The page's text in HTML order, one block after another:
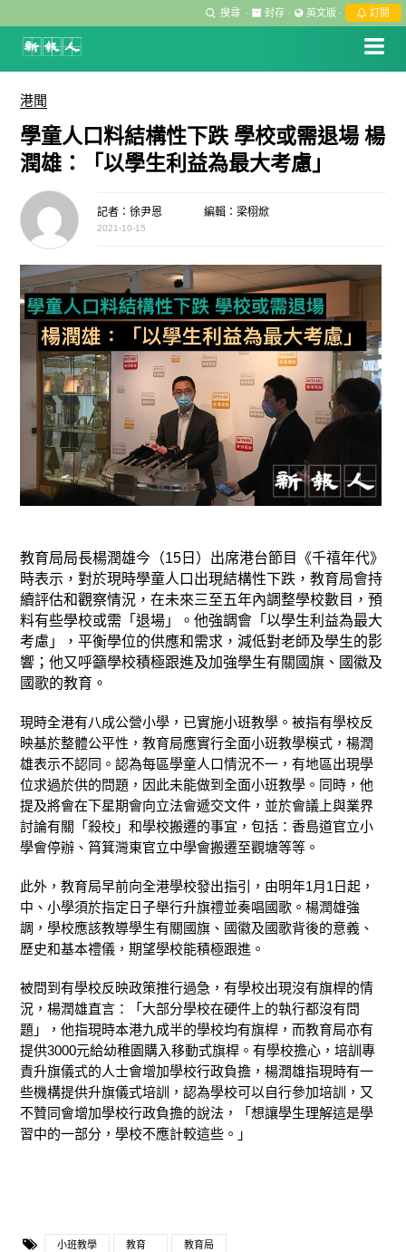
搜尋 · 封存 · 英文版 · 訂閱
港聞
學童人口料結構性下跌 學校或需退場 楊
潤雄：「以學生利益為最大考慮」
記者：徐尹恩 編輯：梁栩焮
2021-10-15
教育局局長楊潤雄今（15日）出席港台節目《千禧年代》
時表示，對於現時學童人口出現結構性下跌，教育局會持
續評估和觀察情況，在未來三至五年內調整學校數目，預
料有些學校或需「退場」。他強調會「以學生利益為最大
考慮」，平衡學位的供應和需求，減低對老師及學生的影
響；他又呼籲學校積極跟進及加強學生有關國旗、國徽及
國歌的教育。
現時全港有八成公營小學，已實施小班教學。被指有學校反
映基於整體公平性，教育局應實行全面小班教學模式，楊潤
雄表示不認同。認為每區學童人口情況不一，有地區出現學
位求過於供的問題，因此未能做到全面小班教學。同時，他
提及將會在下星期會向立法會遞交文件，並於會議上與業界
討論有關「殺校」和學校搬遷的事宜，包括：香島道官立小
學會停辦、筲箕灣東官立中學會搬遷至觀塘等等。
此外，教育局早前向全港學校發出指引，由明年1月1日起，
中、小學須於指定日子舉行升旗禮並奏唱國歌。楊潤雄強
調，學校應該教導學生有關國旗、國徽及國歌背後的意義、
歷史和基本禮儀，期望學校能積極跟進。
被問到有學校反映政策推行過急，有學校出現沒有旗桿的情
況，楊潤雄直言：「大部分學校在硬件上的執行都沒有問
題」，他指現時本港九成半的學校均有旗桿，而教育局亦有
提供3000元給幼稚園購入移動式旗桿。有學校擔心，培訓專
責升旗儀式的人士會增加學校行政負擔，楊潤雄指現時有一
些機構提供升旗儀式培訓，認為學校可以自行參加培訓，又
不贊同會增加學校行政負擔的說法，「想讓學生理解這是學
習中的一部分，學校不應計較這些。」
小班教學 教育 教育局